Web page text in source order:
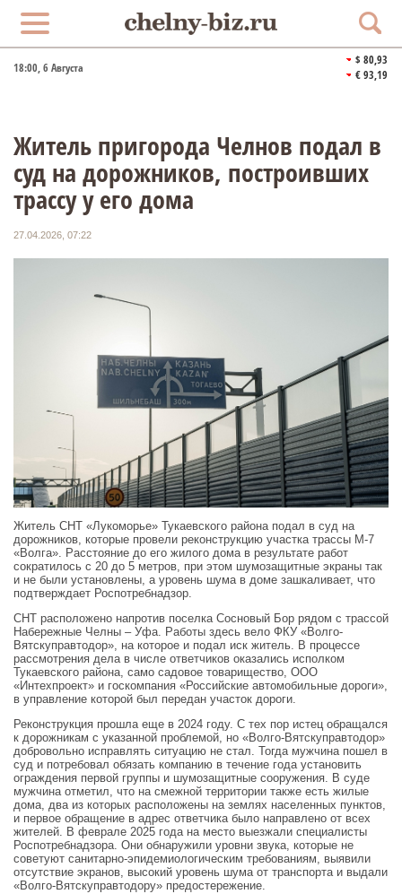
18:00, 6 Августа
$ 80,93
€ 93,19
Житель пригорода Челнов подал в
суд на дорожников, построивших
трассу у его дома
27.04.2026, 07:22
Житель СНТ «Лукоморье» Тукаевского района подал в суд на
дорожников, которые провели реконструкцию участка трассы М-7
«Волга». Расстояние до его жилого дома в результате работ
сократилось с 20 до 5 метров, при этом шумозащитные экраны так
и не были установлены, а уровень шума в доме зашкаливает, что
подтверждает Роспотребнадзор.
СНТ расположено напротив поселка Сосновый Бор рядом с трассой
Набережные Челны – Уфа. Работы здесь вело ФКУ «Волго-
Вятскуправтодор», на которое и подал иск житель. В процессе
рассмотрения дела в числе ответчиков оказались исполком
Тукаевского района, само садовое товарищество, ООО
«Интехпроект» и госкомпания «Российские автомобильные дороги»,
в управление которой был передан участок дороги.
Реконструкция прошла еще в 2024 году. С тех пор истец обращался
к дорожникам с указанной проблемой, но «Волго-Вятскуправтодор»
добровольно исправлять ситуацию не стал. Тогда мужчина пошел в
суд и потребовал обязать компанию в течение года установить
ограждения первой группы и шумозащитные сооружения. В суде
мужчина отметил, что на смежной территории также есть жилые
дома, два из которых расположены на землях населенных пунктов,
и первое обращение в адрес ответчика было направлено от всех
жителей. В феврале 2025 года на место выезжали специалисты
Роспотребнадзора. Они обнаружили уровни звука, которые не
советуют санитарно-эпидемиологическим требованиям, выявили
отсутствие экранов, высокий уровень шума от транспорта и выдали
«Волго-Вятскуправтодору» предостережение.